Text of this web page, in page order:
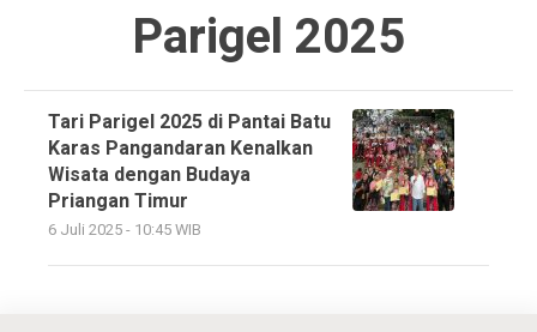
Parigel 2025
Tari Parigel 2025 di Pantai Batu
Karas Pangandaran Kenalkan
Wisata dengan Budaya
Priangan Timur
6 Juli 2025 - 10:45 WIB